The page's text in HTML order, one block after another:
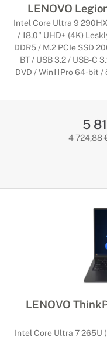
LENOVO
Intel Core Ultra 9
/ 18,0" UHD+ (4K)
DDR5 / M.2 PCIe SSD
BT / USB 3.2 / USB-C
DVD / Win11Pro 64-bit /
5
4 724,88
LENOVO
Intel Core Ultra 7 265U